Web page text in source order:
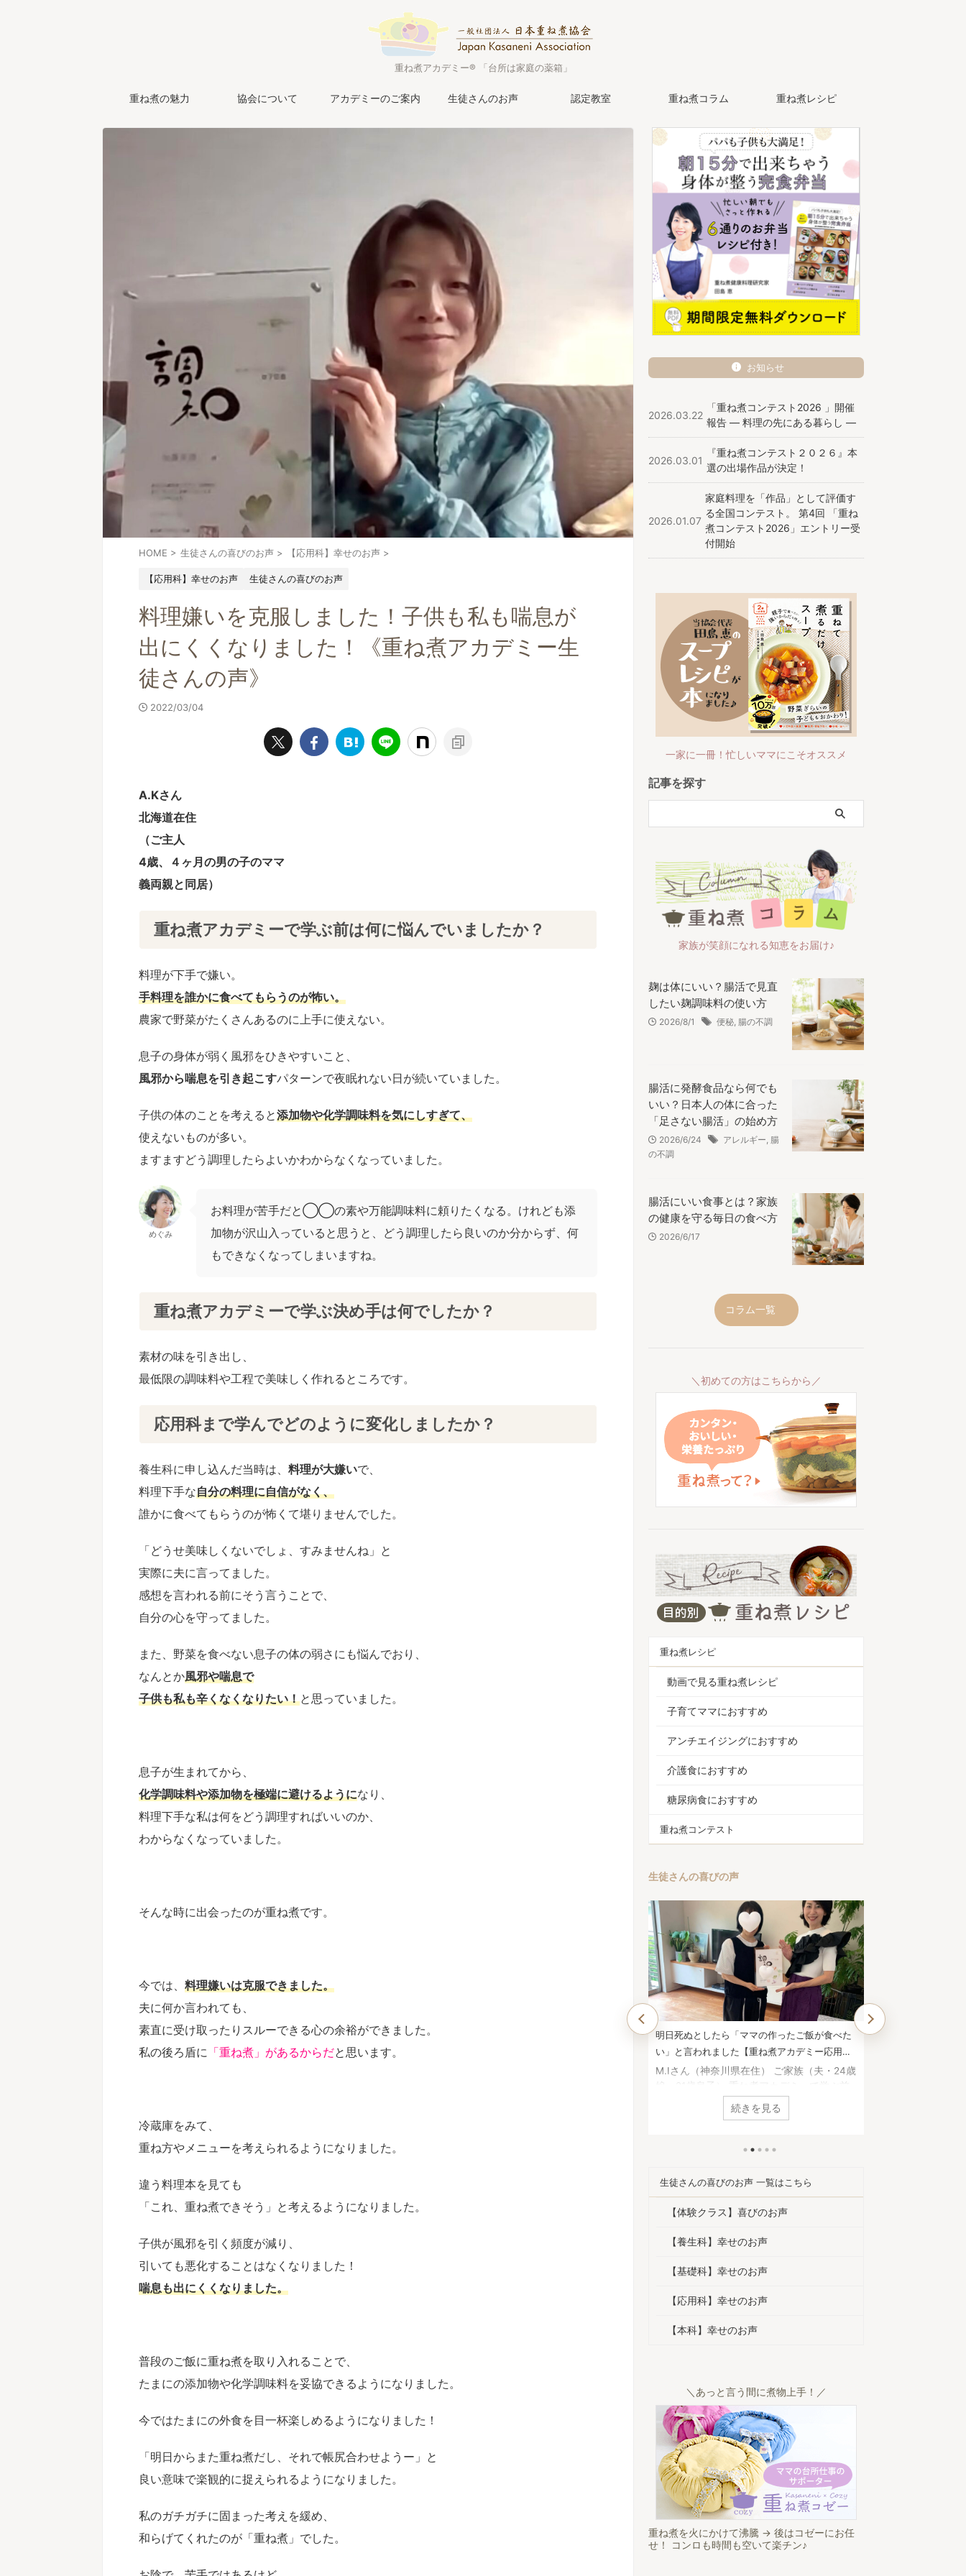
重ね煮アカデミー® 「台所は家庭の薬箱」
重ね煮の魅力 協会について アカデミーのご案内 生徒さんのお声 認定教室 重ね煮コラム 重ね煮レシピ
HOME > 生徒さんの喜びのお声 > 【応用科】幸せのお声 >
【応用科】幸せのお声 生徒さんの喜びのお声
料理嫌いを克服しました！子供も私も喘息が
出にくくなりました！《重ね煮アカデミー生
徒さんの声》
2022/03/04
A.Kさん
北海道在住
（ご主人
4歳、４ヶ月 の男の子のママ
義両親と同居）
重ね煮アカデミーで学ぶ前は何に悩んでいましたか？
料理が下手で嫌い。
手料理を誰かに食べてもらうのが怖い。
農家で野菜がたくさんあるのに上手に使えない。
息子の身体が弱く風邪をひきやすいこと、
風邪から喘息を引き起こすパターンで夜眠れない日が続いていました。
子供の体のことを考えると添加物や化学調味料を気にしすぎて、
使えないものが多い。
ますますどう調理したらよいかわからなくなっていました。
めぐみ
お料理が苦手だと◯◯の素や万能調味料に頼りたくなる。けれども添
加物が沢山入っていると思うと、どう調理したら良いのか分からず、何
もできなくなってしまいますね。
重ね煮アカデミーで学ぶ決め手は何でしたか？
素材の味を引き出し、
最低限の調味料や工程で美味しく作れるところです。
応用科まで学んでどのように変化しましたか？
養生科に申し込んだ当時は、 料理が大嫌いで、
料理下手な自分の料理に自信がなく、
誰かに食べてもらうのが怖くて堪りませんでした。
「どうせ美味しくないでしょ、すみませんね」 と
実際に夫に言ってました。
感想を言われる前にそう言うことで、
自分の心を守ってました。
また、野菜を食べない息子の体の弱さにも悩んでおり、
なんとか風邪や喘息で
子供も私も辛くなくなりたい！と思っていました。
息子が生まれてから、
化学調味料や添加物を極端に避けるようになり、
料理下手な私は何をどう調理すればいいのか、
わからなくなっていました。
そんな時に出会ったのが重ね煮です。
今では、 料理嫌いは克服できました。
夫に何か言われても、
素直に受け取ったりスルーできる心の余裕ができました。
私の後ろ盾に 「重ね煮」があるからだと思います。
冷蔵庫をみて、
重ね方やメニューを考えられるようになりました。
違う料理本を見ても
「これ、重ね煮できそう」 と考えるようになりました。
子供が風邪を引く頻度が減り、
引いても悪化することはなくなりました！
喘息も出にくくなりました。
普段のご飯に重ね煮を取り入れることで、
たまにの添加物や化学調味料を妥協できるようになりました。
今ではたまにの外食を目一杯楽しめるようになりました！
「明日からまた重ね煮だし、それで帳尻合わせようー」 と
良い意味で楽観的に捉えられるようになりました。
私のガチガチに固まった考えを緩め、
和らげてくれたのが「重ね煮」でした。
お知らせ
2026.03.22
「重ね煮コンテスト2026 」開催
報告 ― 料理の先にある暮らし ―
2026.03.01
『重ね煮コンテスト２０２６』本
選の出場作品が決定！
2026.01.07
家庭料理を「作品」として評価す
る全国コンテスト。 第4回 「重ね
煮コンテスト2026」エントリー受
付開始
一家に一冊！忙しいママにこそオススメ
記事を探す
家族が笑顔になれる知恵をお届け♪
麹は体にいい？腸活で見直
したい麹調味料の使い方
2026/8/1 便秘, 腸の不調
腸活に発酵食品なら何でも
いい？日本人の体に合った
「足さない腸活」の始め方
2026/6/24 アレルギー, 腸
の不調
腸活にいい食事とは？家族
の健康を守る毎日の食べ方
2026/6/17
コラム一覧
＼初めての方はこちらから／
重ね煮レシピ
動画で見る重ね煮レシピ
子育てママにおすすめ
アンチエイジングにおすすめ
介護食におすすめ
糖尿病食におすすめ
重ね煮コンテスト
生徒さんの喜びの声
子どもの中耳炎、自身の鼻炎が改善！それだけ
ではない財産を手にしました。【重ね煮アカデ
を持って、 家族の健康を自信を持って守る
術を身に付けたいと思ったため。 基礎科で
間続けて学べ、 重ね煮を作る実践の日々の
過程と変化を共有できた事が励みになり 挑
正しいのか分からなかった 食に関する様々
な知識をしっかりと根拠も ...
気がつけば、我が家の食卓が「重ね煮だらけ」
明日死ぬとしたら「ママの作ったご飯が食べた
い」と言われました【重ね煮アカデミー応用科
生徒さんのお声】
M.Iさん（神奈川県在住） ご家族（夫・24歳
娘・21歳息子） 重ね煮アカデミーで学ぶ前
は何に悩んでいましたか？ 自身の原因不明
の胃腸の不調 娘の咽頭炎、副鼻腔炎の頻発
んな変化がありましたか？ ・自身は胃腸の
ル値が下がりました。 ・気持ちが安定して
頻度が激減しました。 ・息子は一人暮らし
す。 ・夫は、「明日死ぬとしたら何が食べ
続きを見る
生徒さんの喜びのお声 一覧はこちら
【体験クラス】喜びのお声
【養生科】幸せのお声
【基礎科】幸せのお声
【応用科】幸せのお声
【本科】幸せのお声
＼あっと言う間に煮物上手！／
重ね煮を火にかけて沸騰 → 後はコゼーにお任
せ！ コンロも時間も空いて楽チン♪